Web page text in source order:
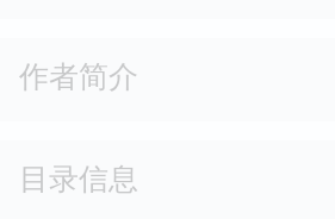
作者简介
目录信息